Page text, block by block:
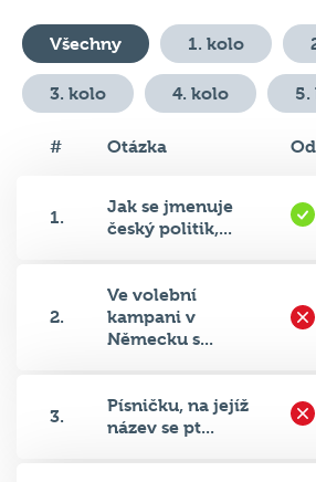
Všechny 1. kolo
3. kolo 4. kolo 5.
# Otázka
1.
Jak se jmenuje
český politik,...
2.
Ve volební
kampani v
Německu s...
3.
Písničku, na jejíž
název se pt...